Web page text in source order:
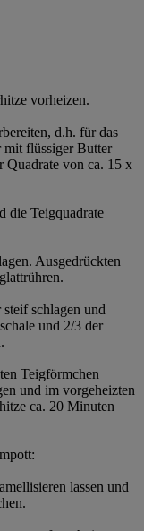
vorheizen.
d.h. für das
mit flüssiger Butter
Quadrate von ca. 15 x
die Teigquadrate
Ausgedrückten
schlagen und
und 2/3 der
Teigförmchen
und im vorgeheizten
ca. 20 Minuten
lassen und